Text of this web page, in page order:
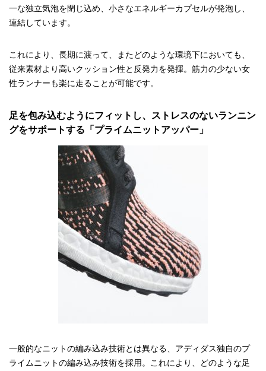
一な独立気泡を閉じ込め、小さなエネルギーカプセルが発泡し、
連結しています。
これにより、長期に渡って、またどのような環境下においても、
従来素材より高いクッション性と反発力を発揮。筋力の少ない女
性ランナーも楽に走ることが可能です。
足を包み込むようにフィットし、ストレスのないランニン
グをサポートする「プライムニットアッパー」
一般的なニットの編み込み技術とは異なる、アディダス独自のプ
ライムニットの編み込み技術を採用。これにより、どのような足